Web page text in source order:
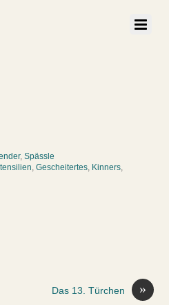
,Spässle
,Gescheitertes, Kinners,
»
Das 13. Türchen